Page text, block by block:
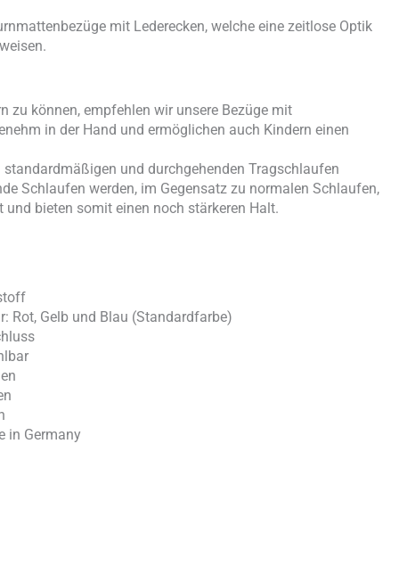
mit Lederecken, welche eine zeitlose Optik
zu können, empfehlen wir unsere Bezüge mit
in der Hand und ermöglichen auch Kindern einen
und durchgehenden Tragschlaufen
Schlaufen werden, im Gegensatz zu normalen Schlaufen,
bieten somit einen noch stärkeren Halt.
Rot, Gelb und Blau (Standardfarbe)
wählbar
in Germany